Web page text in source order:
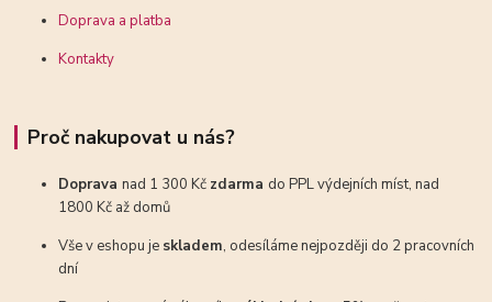
Doprava a platba
Kontakty
Proč nakupovat u nás?
Dopravanad 1 300 Kč zdarma do PPL výdejních míst, nad
1800 Kč až domů
Vše v eshopu je skladem, odesíláme nejpozději do 2 pracovních
dní